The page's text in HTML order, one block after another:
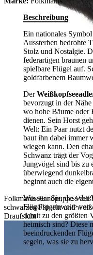
Folkmanis Handpuppe
schwarzen Flügeln und
Draufsicht
Beschreibung
Ein nationales
Aussterben bedrohte
Stolz und Nostalgie.
federartigen braunen
spielbare Flügel auf.
goldfarbenem
Der
bevorzugt in der
wo hohe Bäume oder
dienen. Sein Horst
Welt: Ein Paar nutzt
baut ihn dabei immer
wiegen kann. Den
Schwanz trägt der
Jungvögel sind bis zu
überwiegend
beginnt auch die
Wussten Sie, dass
Flügelspannweite von
damit zu den größten
heimisch sind? Diese
beeindruckenden
segeln, was sie zu